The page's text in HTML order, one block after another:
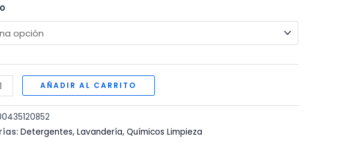
AÑADIR AL CARRITO
Detergentes,Lavandería,Químicos Limpieza